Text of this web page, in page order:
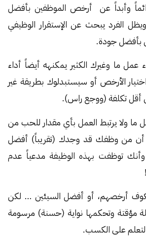
وأبداً عن أرخص الموظفين بأفضل
الفرد يبحث عن الإستقرار الوظيفي
بأفضل جودة.
ما وغيرك الكثير يمكنهه أيضاً أداء
الأرخص أو سيستبدلوك بطريقة غير
أقل تكلفة (ووجع راس).
ما ولا يرتبط العمل بأي مقدار للحب من
أن من وظفك قد وجدك (تقريباً) أفضل
توظفت بهذه الوظيفة مدعياً عدم
أرخصهم، أو أفضل السيئين … لكن
مؤقتة وتحكمها نواية (حسنة) مرسومة
على الكسب.